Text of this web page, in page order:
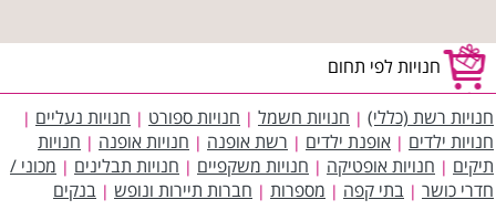
חנויות לפי תחום
חנויות רשת (כללי) | חנויות חשמל | חנויות ספורט | חנויות נעליים |
חנויות ילדים | אופנת ילדים | רשת אופנה | חנויות אופנה | חנויות
תיקים | חנויות אופטיקה | חנויות משקפיים | חנויות תבלינים | מכוני /
חדרי כושר | בתי קפה | מספרות | חברות תיירות ונופש | בנקים